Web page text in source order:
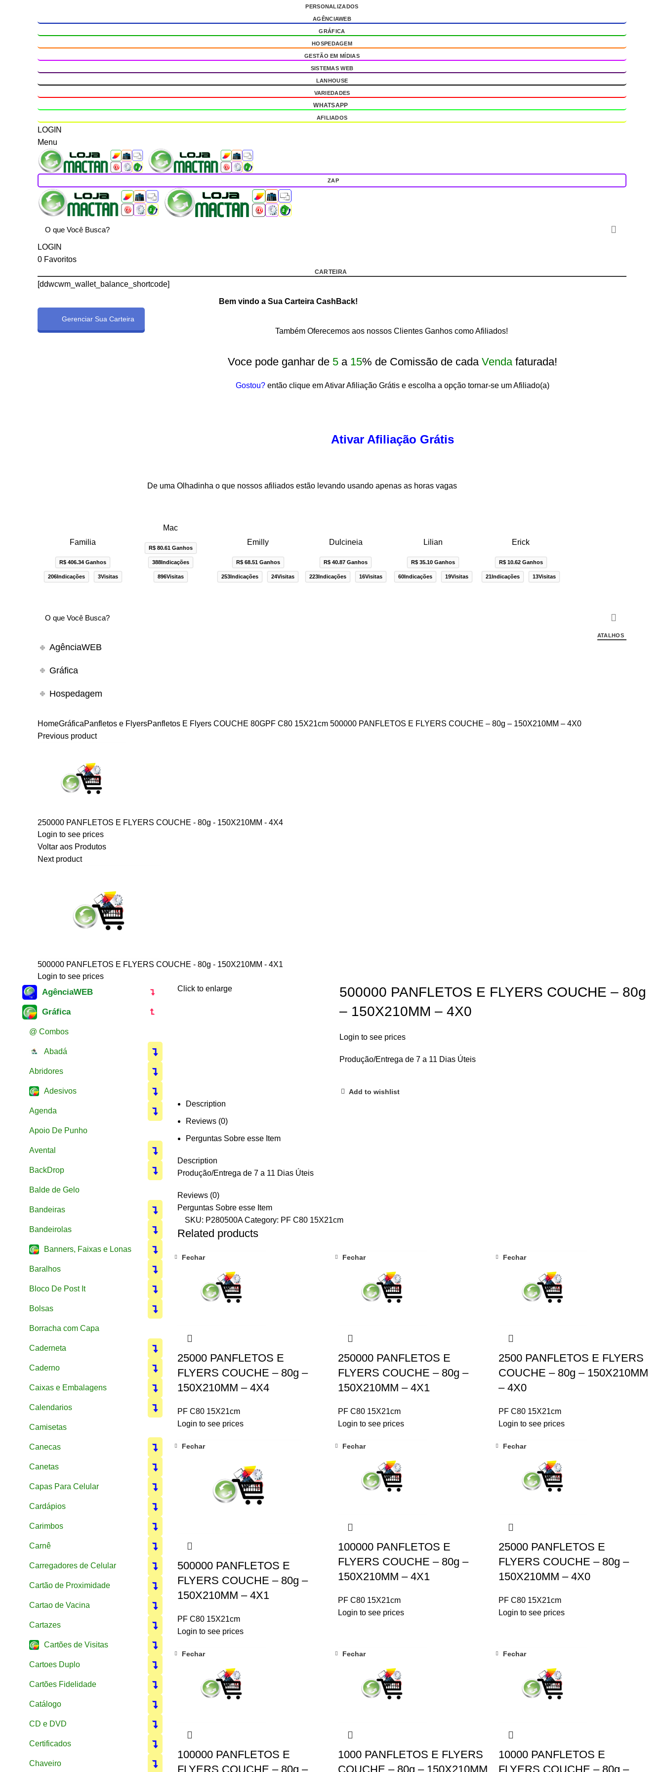
PERSONALIZADOS
AGÊNCIAWEB
GRÁFICA
HOSPEDAGEM
GESTÃO EM MÍDIAS
SISTEMAS WEB
LANHOUSE
VARIEDADES
WHATSAPP
AFILIADOS
LOGIN
Menu
ZAP
LOGIN
0 Favoritos
CARTEIRA
[ddwcwm_wallet_balance_shortcode]
Gerenciar Sua Carteira
Bem vindo a Sua Carteira CashBack!
Também Oferecemos aos nossos Clientes Ganhos como Afiliados!
Voce pode ganhar de 5a 15% de Comissão de cada Vendafaturada!
Gostou?então clique em Ativar Afiliação Grátis e escolha a opção tornar-se um Afiliado(a)
Ativar Afiliação Grátis
De uma Olhadinha o que nossos afiliados estão levando usando apenas as horas vagas
Familia
R$ 406.34 Ganhos
206Indicações 3Visitas
Mac
R$ 80.61 Ganhos
388Indicações
896Visitas
Emilly
R$ 68.51 Ganhos
253Indicações 24Visitas
Dulcineia
R$ 40.87 Ganhos
223Indicações 16Visitas
Lilian
R$ 35.10 Ganhos
60Indicações 19Visitas
Erick
R$ 10.62 Ganhos
21Indicações 13Visitas
ATALHOS
AgênciaWEB
Gráfica
Hospedagem
HomeGráficaPanfletos e FlyersPanfletos E Flyers COUCHE 80GPF C80 15X21cm 500000 PANFLETOS E FLYERS COUCHE – 80g – 150X210MM – 4X0
Previous product
250000 PANFLETOS E FLYERS COUCHE - 80g - 150X210MM - 4X4
Login to see prices
Voltar aos Produtos
Next product
500000 PANFLETOS E FLYERS COUCHE - 80g - 150X210MM - 4X1
Login to see prices
Click to enlarge
500000 PANFLETOS E FLYERS COUCHE – 80g
– 150X210MM – 4X0
Login to see prices
Produção/Entrega de 7 a 11 Dias Úteis
Add to wishlist
Description
Reviews (0)
Perguntas Sobre esse Item
Description
Produção/Entrega de 7 a 11 Dias Úteis
Reviews (0)
Perguntas Sobre esse Item
SKU: P280500A Category: PF C80 15X21cm
Related products
Fechar
25000 PANFLETOS E
FLYERS COUCHE – 80g –
150X210MM – 4X4
PF C80 15X21cm
Login to see prices
Fechar
250000 PANFLETOS E
FLYERS COUCHE – 80g –
150X210MM – 4X1
PF C80 15X21cm
Login to see prices
Fechar
2500 PANFLETOS E FLYERS
COUCHE – 80g – 150X210MM
– 4X0
PF C80 15X21cm
Login to see prices
Fechar
500000 PANFLETOS E
FLYERS COUCHE – 80g –
150X210MM – 4X1
PF C80 15X21cm
Login to see prices
Fechar
100000 PANFLETOS E
FLYERS COUCHE – 80g –
150X210MM – 4X1
PF C80 15X21cm
Login to see prices
Fechar
25000 PANFLETOS E
FLYERS COUCHE – 80g –
150X210MM – 4X0
PF C80 15X21cm
Login to see prices
Fechar
100000 PANFLETOS E
FLYERS COUCHE – 80g –
Fechar
1000 PANFLETOS E FLYERS
COUCHE – 80g – 150X210MM
Fechar
10000 PANFLETOS E
FLYERS COUCHE – 80g –
AgênciaWEB
Gráfica
@ Combos
Abadá
Abridores
Adesivos
Agenda
Apoio De Punho
Avental
BackDrop
Balde de Gelo
Bandeiras
Bandeirolas
Banners, Faixas e Lonas
Baralhos
Bloco De Post It
Bolsas
Borracha com Capa
Caderneta
Caderno
Caixas e Embalagens
Calendarios
Camisetas
Canecas
Canetas
Capas Para Celular
Cardápios
Carimbos
Carnê
Carregadores de Celular
Cartão de Proximidade
Cartao de Vacina
Cartazes
Cartões de Visitas
Cartoes Duplo
Cartões Fidelidade
Catálogo
CD e DVD
Certificados
Chaveiro